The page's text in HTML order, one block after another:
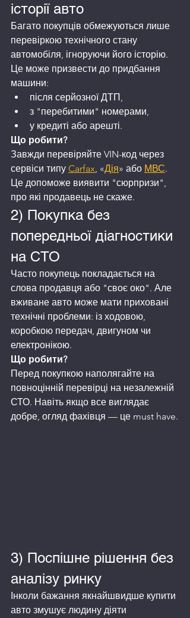
історії авто
Багато покупців обмежуються лише
перевіркою технічного стану
автомобіля, ігноруючи його історію.
Це може призвести до придбання
машини:
після серйозної ДТП,
з "перебитими" номерами,
у кредиті або арешті.
Що робити?
Завжди перевіряйте VIN-код через
сервіси типу Carfax, «Дія» або МВС.
Це допоможе виявити "сюрпризи",
про які продавець не скаже.
2) Покупка без
попередньої діагностики
на СТО
Часто покупець покладається на
слова продавця або "своє око". Але
вживане авто може мати приховані
технічні проблеми: із ходовою,
коробкою передач, двигуном чи
електронікою.
Що робити?
Перед покупкою наполягайте на
повноцінній перевірці на незалежній
СТО. Навіть якщо все виглядає
добре, огляд фахівця — це must have.
3) Поспішне рішення без
аналізу ринку
Інколи бажання якнайшвидше купити
авто змушує людину діяти